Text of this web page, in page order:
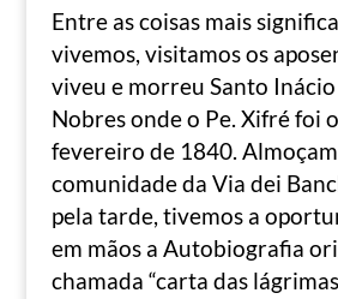
Entre as coisas mais
vivemos, visitamos os
viveu e morreu Santo Inácio
Nobres onde o Pe. Xifré foi
fevereiro de 1840.
comunidade da Via dei
pela tarde, tivemos a
em mãos a Autobiografia
chamada “carta das